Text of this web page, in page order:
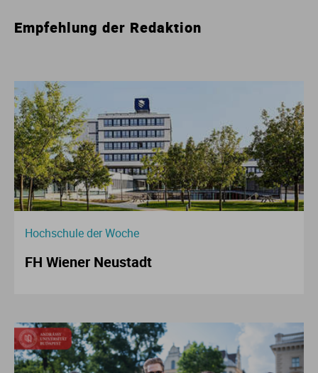
Empfehlung der Redaktion
Hochschule der Woche
FH Wiener Neustadt